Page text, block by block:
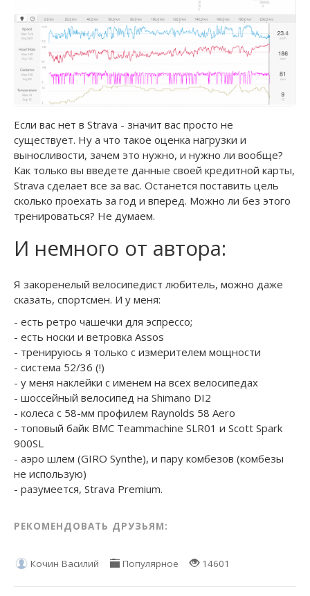
Если вас нет в Strava - значит вас просто не
существует. Ну а что такое оценка нагрузки и
выносливости, зачем это нужно, и нужно ли вообще?
Как только вы введете данные своей кредитной карты,
Strava сделает все за вас. Останется поставить цель
сколько проехать за год и вперед. Можно ли без этого
тренироваться? Не думаем.
И немного от автора:
Я закоренелый велосипедист любитель, можно даже
сказать, спортсмен. И у меня:
- есть ретро чашечки для эспрессо;
- есть носки и ветровка Assos
- тренируюсь я только с измерителем мощности
- система 52/36 (!)
- у меня наклейки с именем на всех велосипедах
- шоссейный велосипед на Shimano DI2
- колеса с 58-мм профилем Raynolds 58 Aero
- топовый байк BMC Teammachine SLR01 и Scott Spark
900SL
- аэро шлем (GIRO Synthe), и пару комбезов (комбезы
не использую)
- разумеется, Strava Premium.
РЕКОМЕНДОВАТЬ ДРУЗЬЯМ:
Кочин Василий Популярное 14601